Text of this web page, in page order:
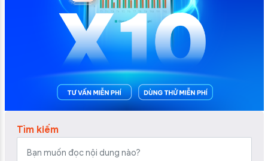
Tìm kiếm